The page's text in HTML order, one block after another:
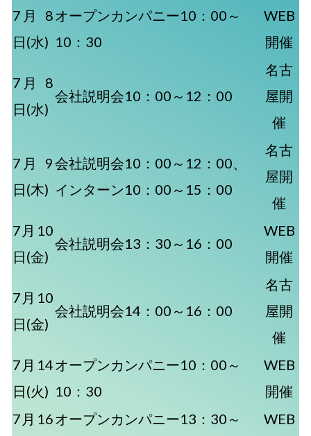
7月 8
日(水)
オープンカンパニー10：00～
10：30
WEB
開催
7月 8
日(水)
会社説明会10：00～12：00
名古
屋開
催
7月 9
日(木)
会社説明会10：00～12：00、
インターン10：00～15：00
名古
屋開
催
7月10
日(金)
会社説明会13：30～16：00
WEB
開催
7月10
日(金)
会社説明会14：00～16：00
名古
屋開
催
7月14
日(火)
オープンカンパニー10：00～
10：30
WEB
開催
7月16オープンカンパニー13：30～ WEB